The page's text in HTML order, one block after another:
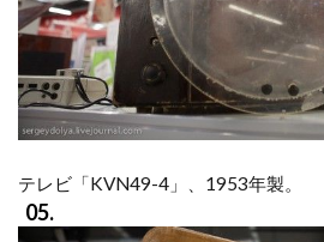
テレビ「KVN49-4」、1953年製。
05.